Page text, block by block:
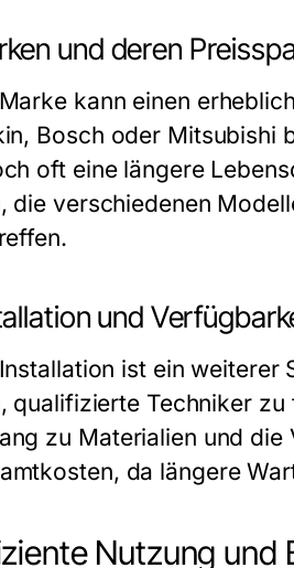
und deren
kann einen
Bosch oder Mitsubishi
oft eine längere
die verschiedenen
und
ist ein weiterer
qualifizierte Techniker
zu Materialien und
da längere
Nutzung und